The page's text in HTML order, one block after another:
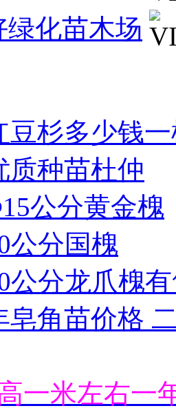
化苗木场
豆杉多少钱
质种苗杜仲
公分黄金槐
公分国槐
公分龙爪槐
皂角苗价格
一米左右一